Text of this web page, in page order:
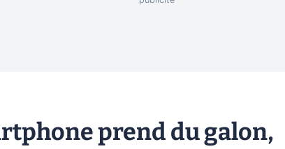
prend du galon,